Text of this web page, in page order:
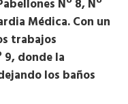
Nº 8, Nº
Médica. Con un
trabajos
9, donde la
los baños